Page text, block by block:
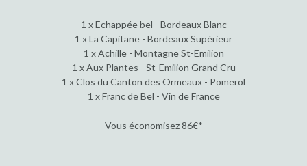
1 x Echappée bel - Bordeaux Blanc
1 x La Capitane - Bordeaux Supérieur
1 x Achille - Montagne St-Emilion
1 x Aux Plantes - St-Emilion Grand Cru
1 x Clos du Canton des Ormeaux - Pomerol
1 x Franc de Bel - Vin de France
Vous économisez 86€*